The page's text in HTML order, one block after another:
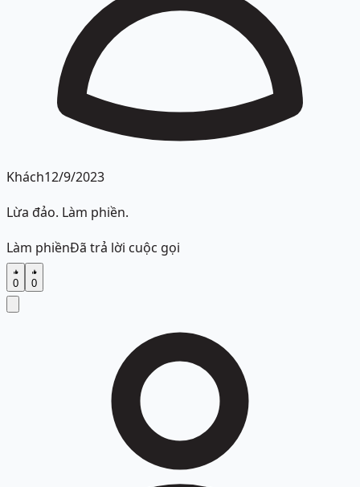
Khách12/9/2023
Lừa đảo. Làm phiền.
Làm phiềnĐã trả lời cuộc gọi
0 0